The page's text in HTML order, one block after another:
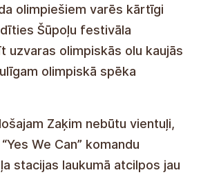
olimpiešiem varēs kārtīgi
Šūpoļu festivāla
uzvaras olimpiskās olu kaujās
olimpiskā spēka
Zaķim nebūtu vientuļi,
We Can” komandu
stacijas laukumā atcilpos jau